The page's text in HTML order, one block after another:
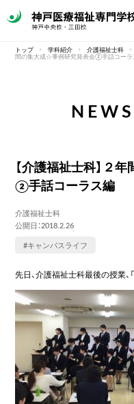
トップ 学科紹介 介護福祉士科
間の集大成☆事例研究発表会②手話コーラ
【介護福祉士科】２
②手話コーラス編
介護福祉士科
公開日：2018.2.26
#キャンパスライフ
先日、介護福祉士科最後の授業、